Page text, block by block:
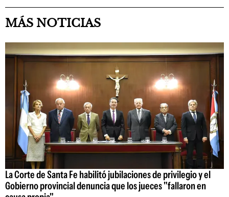
MÁS NOTICIAS
La Corte de Santa Fe habilitó jubilaciones de privilegio y el
Gobierno provincial denuncia que los jueces "fallaron en